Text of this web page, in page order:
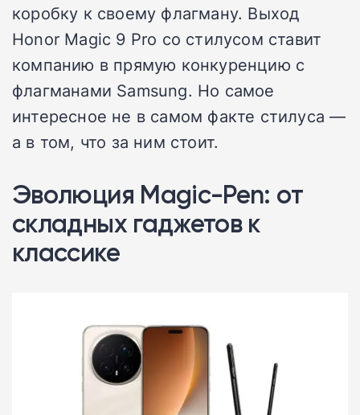
коробку к своему флагману. Выход
Honor Magic 9 Pro со стилусом ставит
компанию в прямую конкуренцию с
флагманами Samsung. Но самое
интересное не в самом факте стилуса —
а в том, что за ним стоит.
Эволюция Magic-Pen: от
складных гаджетов к
классике